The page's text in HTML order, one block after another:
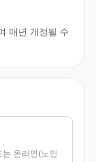
매년 개정될 수
온라인(노인